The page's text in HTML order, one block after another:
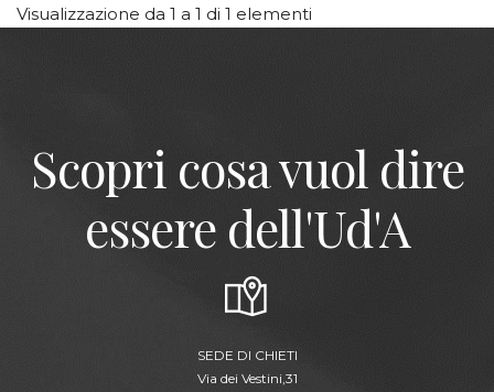
Visualizzazione da 1 a 1 di 1 elementi
Scopri cosa vuol dire
essere dell'Ud'A
SEDE DI CHIETI
Via dei Vestini,31